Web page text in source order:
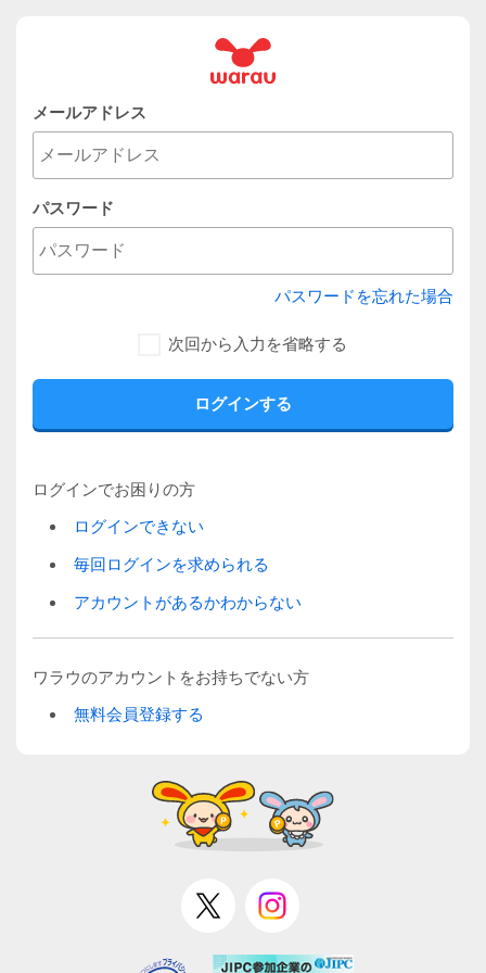
メールアドレス
パスワード
パスワードを忘れた場合
次回から入力を省略する
ログインでお困りの方
ログインできない
毎回ログインを求められる
アカウントがあるかわからない
ワラウのアカウントをお持ちでない方
無料会員登録する